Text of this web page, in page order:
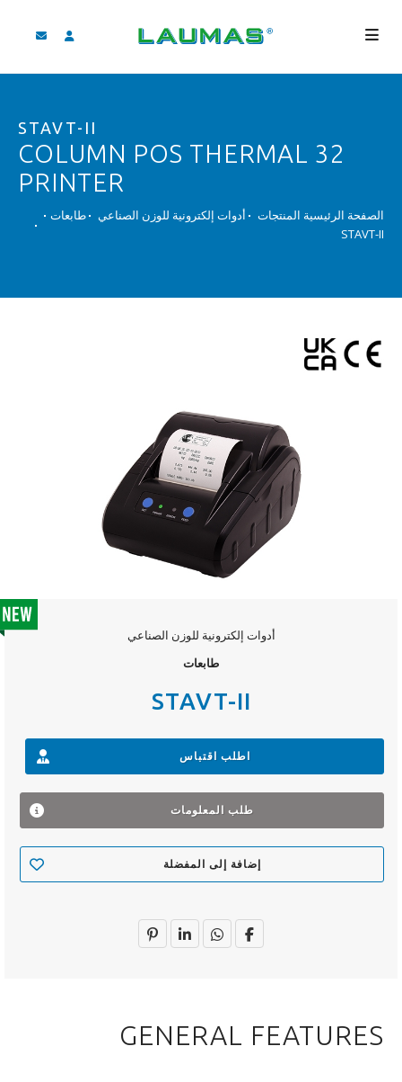
المنتجات
الخدمات
STAVT-II
32 COLUMN POS THERMAL
PRINTER
الصفحة الرئيسية المنتجات أدوات إلكترونية للوزن الصناعي
طابعات
STAVT-II
أدوات إلكترونية للوزن الصناعي
طابعات
STAVT-II
اطلب اقتباس
طلب المعلومات
إضافة إلى المفضلة
‫GENERAL FEATURES